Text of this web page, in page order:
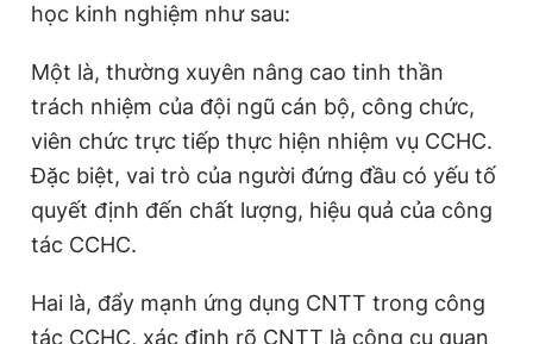
học kinh nghiệm như sau:
Một là, thường xuyên nâng cao tinh thần
trách nhiệm của đội ngũ cán bộ, công chức,
viên chức trực tiếp thực hiện nhiệm vụ CCHC.
Đặc biệt, vai trò của người đứng đầu có yếu tố
quyết định đến chất lượng, hiệu quả của công
tác CCHC.
Hai là, đẩy mạnh ứng dụng CNTT trong công
tác CCHC, xác định rõ CNTT là công cụ quan